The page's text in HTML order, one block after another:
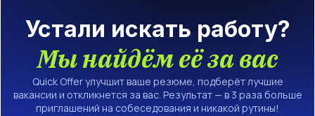
Устали искать работу?
Мы найдём её за вас
Quick Offer улучшит ваше резюме, подберёт лучшие
вакансии и откликнется за вас. Результат — в 3 раза больше
приглашений на собеседования и никакой рутины!